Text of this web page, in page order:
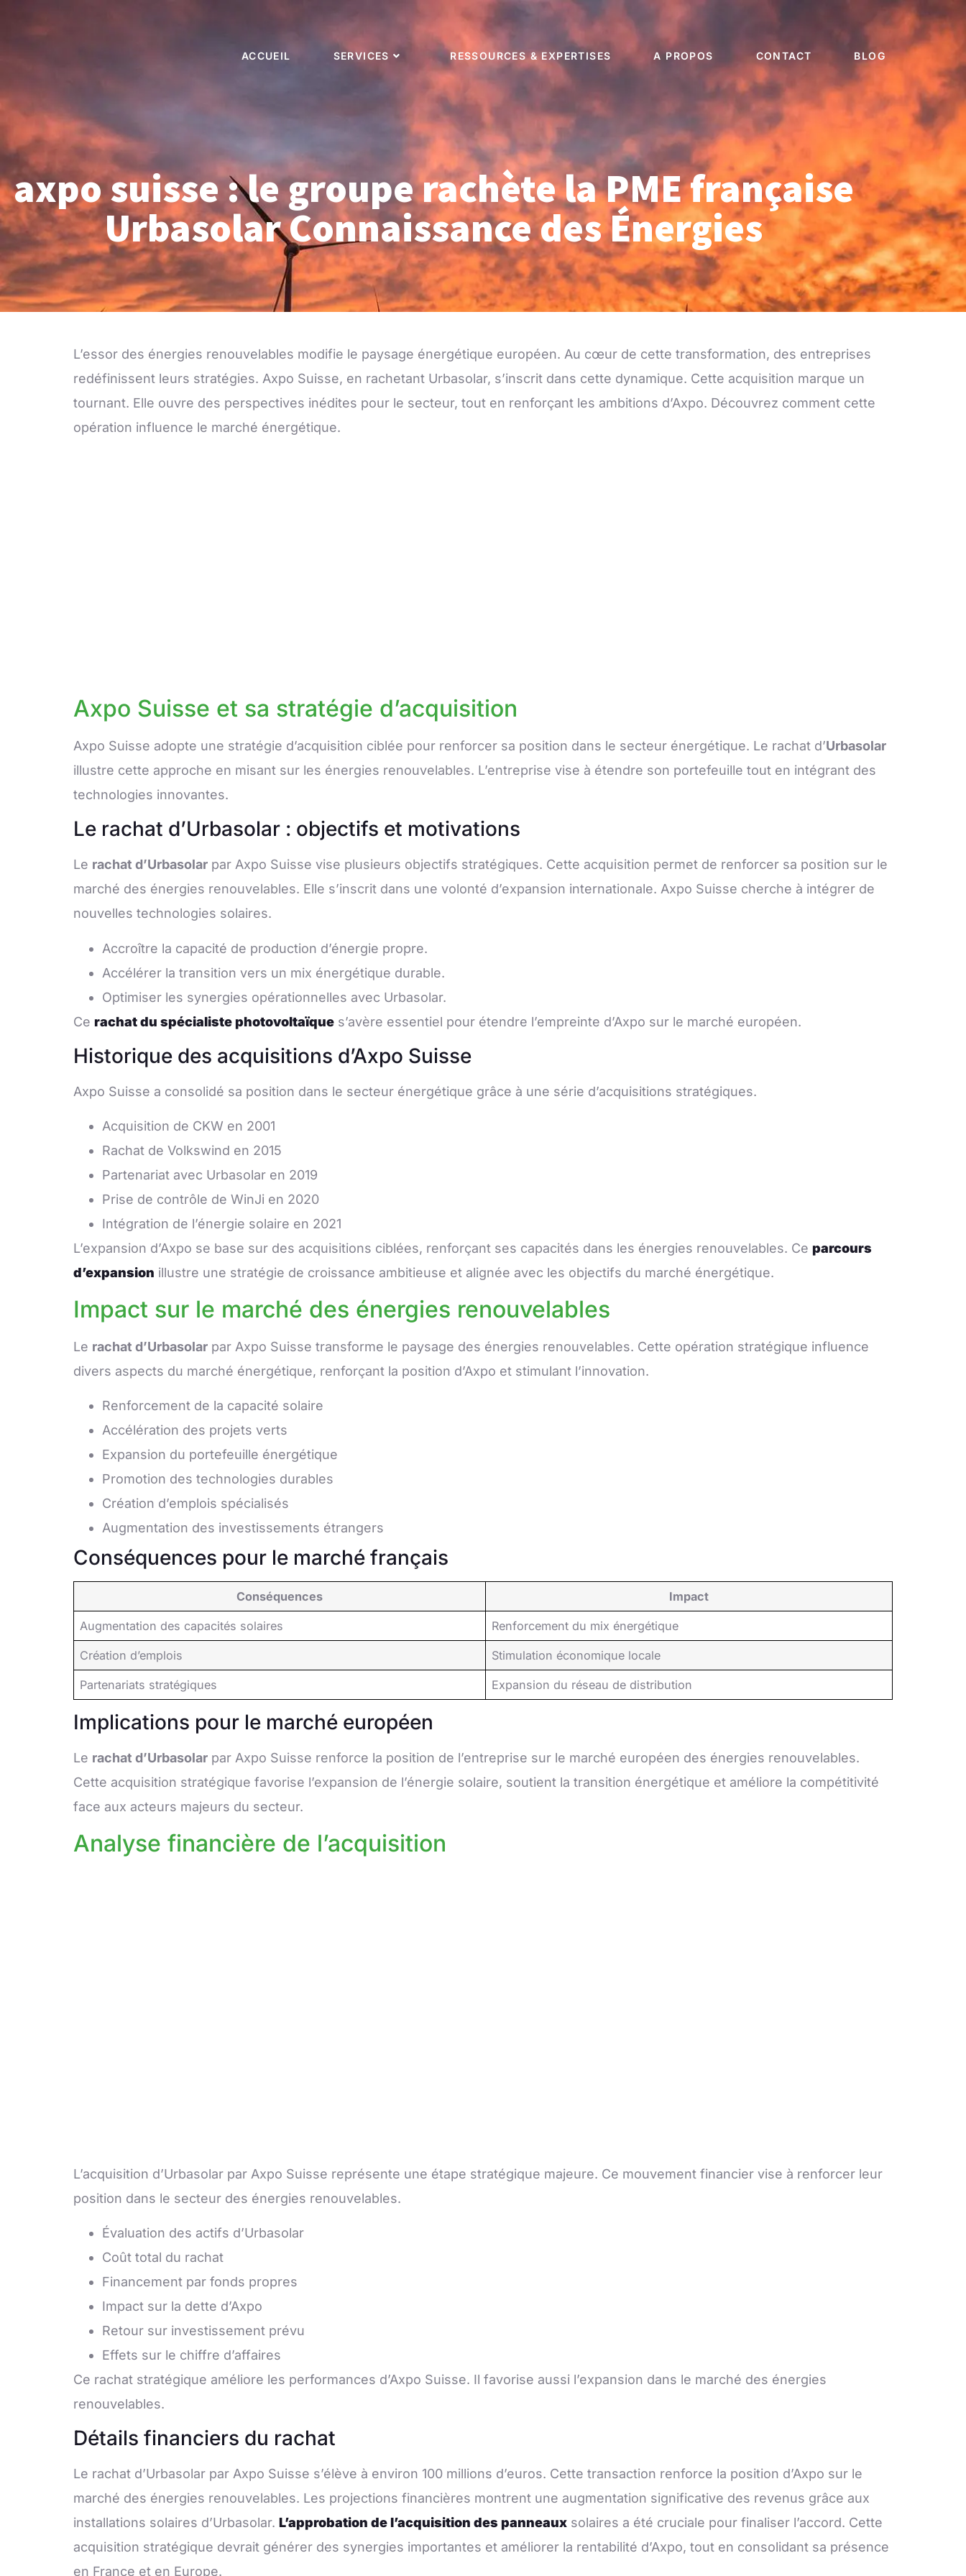
ACCUEIL SERVICES RESSOURCES & EXPERTISES A PROPOS CONTACT BLOG
axpo suisse : le groupe rachète la PME française
Urbasolar Connaissance des Énergies
L’essor des énergies renouvelables modifie le paysage énergétique européen. Au cœur de cette transformation, des entreprises
redéfinissent leurs stratégies. Axpo Suisse, en rachetant Urbasolar, s’inscrit dans cette dynamique. Cette acquisition marque un
tournant. Elle ouvre des perspectives inédites pour le secteur, tout en renforçant les ambitions d’Axpo. Découvrez comment cette
opération influence le marché énergétique.
Axpo Suisse et sa stratégie d’acquisition
Axpo Suisse adopte une stratégie d’acquisition ciblée pour renforcer sa position dans le secteur énergétique. Le rachat d’Urbasolar
illustre cette approche en misant sur les énergies renouvelables. L’entreprise vise à étendre son portefeuille tout en intégrant des
technologies innovantes.
Le rachat d’Urbasolar : objectifs et motivations
Le rachat d’Urbasolar par Axpo Suisse vise plusieurs objectifs stratégiques. Cette acquisition permet de renforcer sa position sur le
marché des énergies renouvelables. Elle s’inscrit dans une volonté d’expansion internationale. Axpo Suisse cherche à intégrer de
nouvelles technologies solaires.
Accroître la capacité de production d’énergie propre.
Accélérer la transition vers un mix énergétique durable.
Optimiser les synergies opérationnelles avec Urbasolar.
Ce rachat du spécialiste photovoltaïque s’avère essentiel pour étendre l’empreinte d’Axpo sur le marché européen.
Historique des acquisitions d’Axpo Suisse
Axpo Suisse a consolidé sa position dans le secteur énergétique grâce à une série d’acquisitions stratégiques.
Acquisition de CKW en 2001
Rachat de Volkswind en 2015
Partenariat avec Urbasolar en 2019
Prise de contrôle de WinJi en 2020
Intégration de l’énergie solaire en 2021
L’expansion d’Axpo se base sur des acquisitions ciblées, renforçant ses capacités dans les énergies renouvelables. Ce parcours
d’expansion illustre une stratégie de croissance ambitieuse et alignée avec les objectifs du marché énergétique.
Impact sur le marché des énergies renouvelables
Le rachat d’Urbasolar par Axpo Suisse transforme le paysage des énergies renouvelables. Cette opération stratégique influence
divers aspects du marché énergétique, renforçant la position d’Axpo et stimulant l’innovation.
Renforcement de la capacité solaire
Accélération des projets verts
Expansion du portefeuille énergétique
Promotion des technologies durables
Création d’emplois spécialisés
Augmentation des investissements étrangers
Conséquences pour le marché français
Conséquences Impact
Augmentation des capacités solaires Renforcement du mix énergétique
Création d’emplois Stimulation économique locale
Partenariats stratégiques Expansion du réseau de distribution
Implications pour le marché européen
Le rachat d’Urbasolar par Axpo Suisse renforce la position de l’entreprise sur le marché européen des énergies renouvelables.
Cette acquisition stratégique favorise l’expansion de l’énergie solaire, soutient la transition énergétique et améliore la compétitivité
face aux acteurs majeurs du secteur.
Analyse financière de l’acquisition
L’acquisition d’Urbasolar par Axpo Suisse représente une étape stratégique majeure. Ce mouvement financier vise à renforcer leur
position dans le secteur des énergies renouvelables.
Évaluation des actifs d’Urbasolar
Coût total du rachat
Financement par fonds propres
Impact sur la dette d’Axpo
Retour sur investissement prévu
Effets sur le chiffre d’affaires
Ce rachat stratégique améliore les performances d’Axpo Suisse. Il favorise aussi l’expansion dans le marché des énergies
renouvelables.
Détails financiers du rachat
Le rachat d’Urbasolar par Axpo Suisse s’élève à environ 100 millions d’euros. Cette transaction renforce la position d’Axpo sur le
marché des énergies renouvelables. Les projections financières montrent une augmentation significative des revenus grâce aux
installations solaires d’Urbasolar. L’approbation de l’acquisition des panneaux solaires a été cruciale pour finaliser l’accord. Cette
acquisition stratégique devrait générer des synergies importantes et améliorer la rentabilité d’Axpo, tout en consolidant sa présence
en France et en Europe.